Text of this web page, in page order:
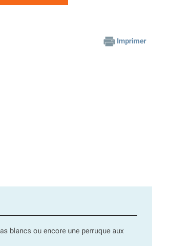
Imprimer
blancs ou encore une perruque aux